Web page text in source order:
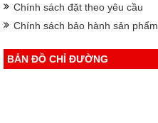
Chính sách đặt theo yêu cầu
Chính sách bảo hành sản phẩm
BẢN ĐỒ CHỈ ĐƯỜNG